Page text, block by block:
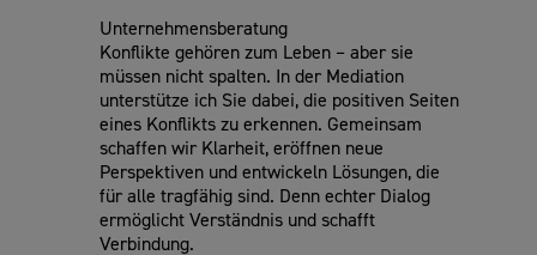
Unternehmensberatung
Konflikte gehören zum Leben – aber sie
müssen nicht spalten. In der Mediation
unterstütze ich Sie dabei, die positiven Seiten
eines Konflikts zu erkennen. Gemeinsam
schaffen wir Klarheit, eröffnen neue
Perspektiven und entwickeln Lösungen, die
für alle tragfähig sind. Denn echter Dialog
ermöglicht Verständnis und schafft
Verbindung.